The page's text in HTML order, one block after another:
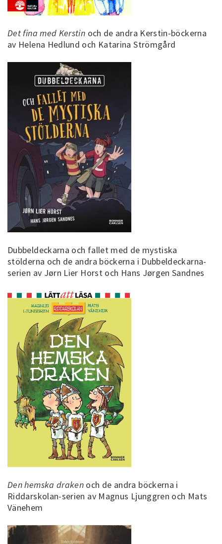
Det fina med Kerstin och de andra Kerstin-böckerna
av Helena Hedlund och Katarina Strömgård
Dubbeldeckarna och fallet med de mystiska
stölderna och de andra böckerna i Dubbeldeckarna-
serien av Jørn Lier Horst och Hans Jørgen Sandnes
Den hemska draken och de andra böckerna i
Riddarskolan-serien av Magnus Ljunggren och Mats
Vänehem